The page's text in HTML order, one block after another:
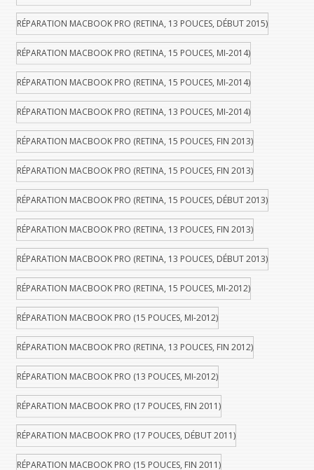
RÉPARATION MACBOOK PRO (RETINA, 13 POUCES, DÉBUT 2015)
RÉPARATION MACBOOK PRO (RETINA, 15 POUCES, MI-2014)
RÉPARATION MACBOOK PRO (RETINA, 15 POUCES, MI-2014)
RÉPARATION MACBOOK PRO (RETINA, 13 POUCES, MI-2014)
RÉPARATION MACBOOK PRO (RETINA, 15 POUCES, FIN 2013)
RÉPARATION MACBOOK PRO (RETINA, 15 POUCES, FIN 2013)
RÉPARATION MACBOOK PRO (RETINA, 15 POUCES, DÉBUT 2013)
RÉPARATION MACBOOK PRO (RETINA, 13 POUCES, FIN 2013)
RÉPARATION MACBOOK PRO (RETINA, 13 POUCES, DÉBUT 2013)
RÉPARATION MACBOOK PRO (RETINA, 15 POUCES, MI-2012)
RÉPARATION MACBOOK PRO (15 POUCES, MI-2012)
RÉPARATION MACBOOK PRO (RETINA, 13 POUCES, FIN 2012)
RÉPARATION MACBOOK PRO (13 POUCES, MI-2012)
RÉPARATION MACBOOK PRO (17 POUCES, FIN 2011)
RÉPARATION MACBOOK PRO (17 POUCES, DÉBUT 2011)
RÉPARATION MACBOOK PRO (15 POUCES, FIN 2011)